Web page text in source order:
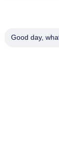
Good day,